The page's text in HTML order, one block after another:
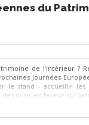
du
de l’intérieur ?
Journées
le stand - accueillir les
dons en faveur du
prévues sur le
Les 19 et 20